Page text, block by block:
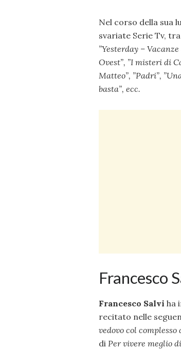
Nel corso della sua
svariate Serie Tv, tra
”Yesterday – Vacanze
Ovest”, ”I misteri di
Matteo”, ”Padri”, ”
basta”, ecc.
Francesco
Francesco Salvi ha
recitato nelle
vedovo col complesso
di Per vivere meglio